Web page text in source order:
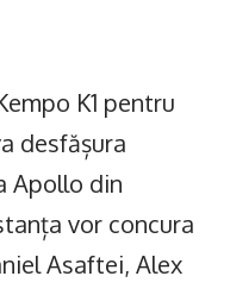
K1 pentru
desfășura
Apollo din
vor concura
Asaftei, Alex